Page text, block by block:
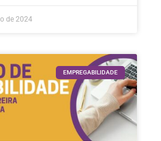
de 2024
EMPREGABILIDADE